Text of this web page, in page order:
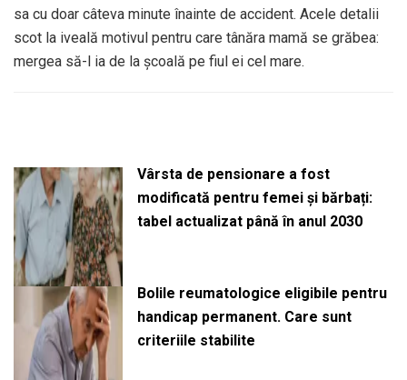
sa cu doar câteva minute înainte de accident. Acele detalii
scot la iveală motivul pentru care tânăra mamă se grăbea:
mergea să-l ia de la școală pe fiul ei cel mare.
Vârsta de pensionare a fost
modificată pentru femei și bărbați:
tabel actualizat până în anul 2030
Bolile reumatologice eligibile pentru
handicap permanent. Care sunt
criteriile stabilite